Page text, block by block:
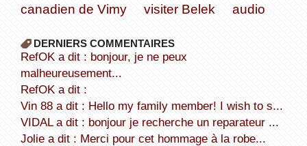
canadien de Vimy
visiter Belek audio
DERNIERS COMMENTAIRES
refOK a dit : bonjour, je ne peux
malheureusement...
refOK a dit :
Vin 88 a dit : Hello my family member! I wish to s...
VIDAL a dit : bonjour je recherche un reparateur ...
Jolie a dit : Merci pour cet hommage à la robe...